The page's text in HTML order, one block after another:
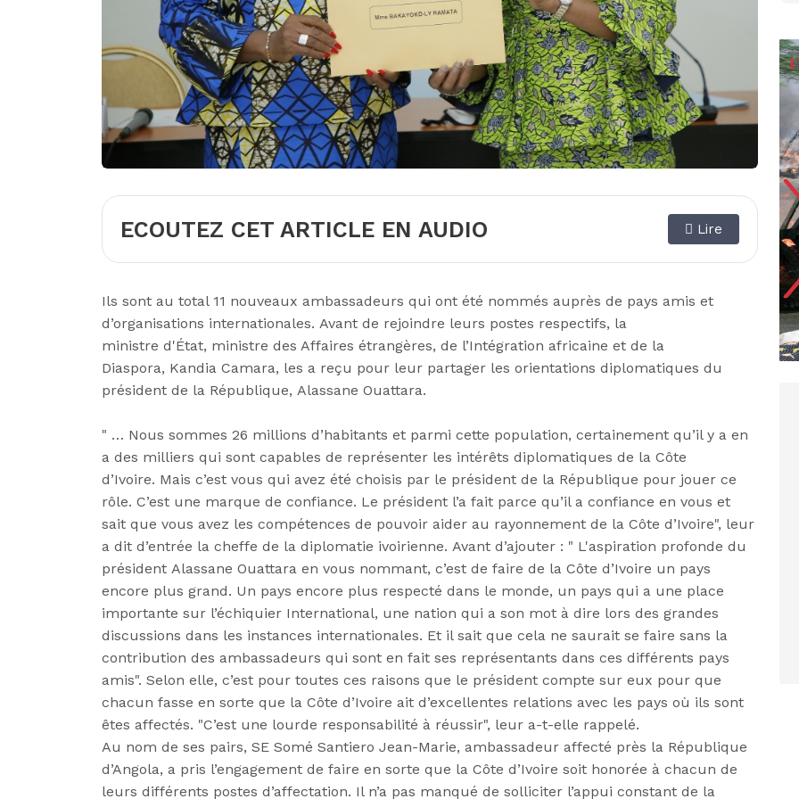
ECOUTEZ CET ARTICLE EN AUDIO Lire
Ils sont au total 11 nouveaux ambassadeurs qui ont été nommés auprès de pays amis et
d’organisations internationales. Avant de rejoindre leurs postes respectifs, la
ministre d'État, ministre des Affaires étrangères, de l’Intégration africaine et de la
Diaspora, Kandia Camara, les a reçu pour leur partager les orientations diplomatiques du
président de la République, Alassane Ouattara.
" … Nous sommes 26 millions d’habitants et parmi cette population, certainement qu’il y a en
a des milliers qui sont capables de représenter les intérêts diplomatiques de la Côte
d’Ivoire. Mais c’est vous qui avez été choisis par le président de la République pour jouer ce
rôle. C’est une marque de confiance. Le président l’a fait parce qu’il a confiance en vous et
sait que vous avez les compétences de pouvoir aider au rayonnement de la Côte d’Ivoire", leur
a dit d’entrée la cheffe de la diplomatie ivoirienne. Avant d’ajouter : " L'aspiration profonde du
président Alassane Ouattara en vous nommant, c’est de faire de la Côte d’Ivoire un pays
encore plus grand. Un pays encore plus respecté dans le monde, un pays qui a une place
importante sur l’échiquier International, une nation qui a son mot à dire lors des grandes
discussions dans les instances internationales. Et il sait que cela ne saurait se faire sans la
contribution des ambassadeurs qui sont en fait ses représentants dans ces différents pays
amis". Selon elle, c’est pour toutes ces raisons que le président compte sur eux pour que
chacun fasse en sorte que la Côte d’Ivoire ait d’excellentes relations avec les pays où ils sont
êtes affectés. "C’est une lourde responsabilité à réussir", leur a-t-elle rappelé.
Au nom de ses pairs, SE Somé Santiero Jean-Marie, ambassadeur affecté près la République
d’Angola, a pris l’engagement de faire en sorte que la Côte d’Ivoire soit honorée à chacun de
leurs différents postes d’affectation. Il n’a pas manqué de solliciter l’appui constant de la